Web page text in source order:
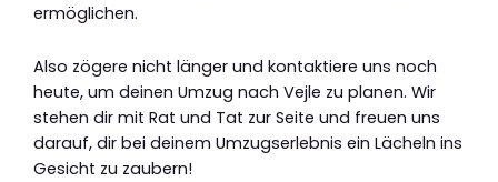
ermöglichen.
Also zögere nicht länger und kontaktiere uns noch
heute, um deinen Umzug nach Vejle zu planen. Wir
stehen dir mit Rat und Tat zur Seite und freuen uns
darauf, dir bei deinem Umzugserlebnis ein Lächeln ins
Gesicht zu zaubern!